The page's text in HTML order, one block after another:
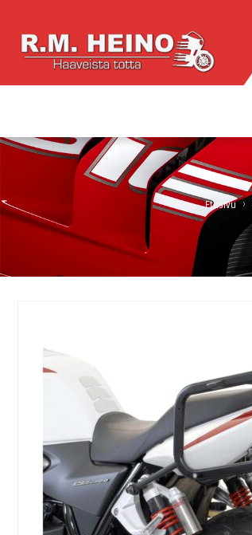
Etusivu ›